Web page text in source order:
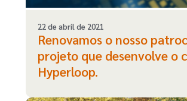
22 de abril de 2021
Renovamos o nosso
projeto que desenvolve o
Hyperloop.